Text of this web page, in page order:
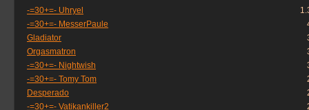
-=30+=- Uhryel
-=30+=- MesserPaule
Gladiator
Orgasmatron
-=30+=- Nightwish
-=30+=- Tomy Tom
Desperado
-=30+=- Vatikankiller2